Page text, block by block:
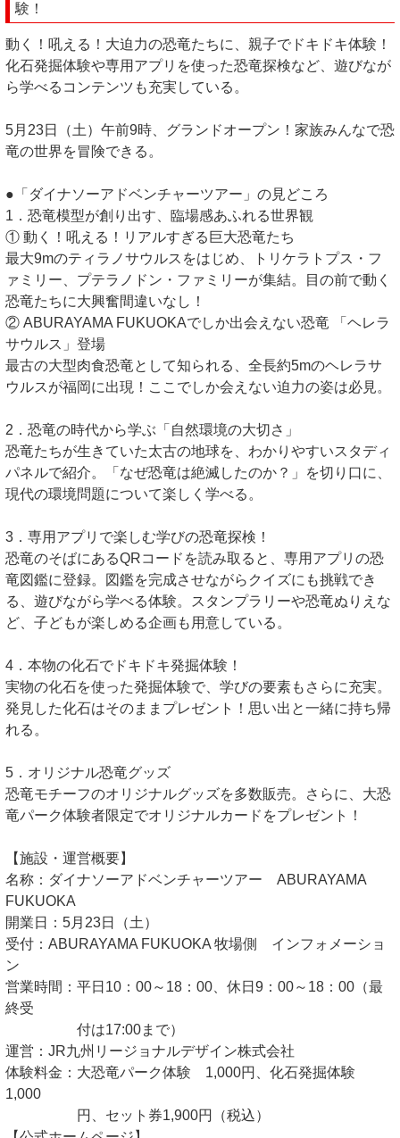
験！
動く！吼える！大迫力の恐竜たちに、親子でドキドキ体験！
化石発掘体験や専用アプリを使った恐竜探検など、遊びなが
ら学べるコンテンツも充実している。
5月23日（土）午前9時、グランドオープン！家族みんなで恐
竜の世界を冒険できる。
●「ダイナソーアドベンチャーツアー」の見どころ
1．恐竜模型が創り出す、臨場感あふれる世界観
① 動く！吼える！リアルすぎる巨大恐竜たち
最大9mのティラノサウルスをはじめ、トリケラトプス・フ
ァミリー、プテラノドン・ファミリーが集結。目の前で動く
恐竜たちに大興奮間違いなし！
② ABURAYAMA FUKUOKAでしか出会えない恐竜 「ヘレラ
サウルス」登場
最古の大型肉食恐竜として知られる、全長約5mのヘレラサ
ウルスが福岡に出現！ここでしか会えない迫力の姿は必見。
2．恐竜の時代から学ぶ「自然環境の大切さ」
恐竜たちが生きていた太古の地球を、わかりやすいスタディ
パネルで紹介。「なぜ恐竜は絶滅したのか？」を切り口に、
現代の環境問題について楽しく学べる。
3．専用アプリで楽しむ学びの恐竜探検！
恐竜のそばにあるQRコードを読み取ると、専用アプリの恐
竜図鑑に登録。図鑑を完成させながらクイズにも挑戦でき
る、遊びながら学べる体験。スタンプラリーや恐竜ぬりえな
ど、子どもが楽しめる企画も用意している。
4．本物の化石でドキドキ発掘体験！
実物の化石を使った発掘体験で、学びの要素もさらに充実。
発見した化石はそのままプレゼント！思い出と一緒に持ち帰
れる。
5．オリジナル恐竜グッズ
恐竜モチーフのオリジナルグッズを多数販売。さらに、大恐
竜パーク体験者限定でオリジナルカードをプレゼント！
【施設・運営概要】
名称：ダイナソーアドベンチャーツアー ABURAYAMA
FUKUOKA
開業日：5月23日（土）
受付：ABURAYAMA FUKUOKA 牧場側 インフォメーショ
ン
営業時間：平日10：00～18：00、休日9：00～18：00（最
終受
付は17:00まで）
運営：JR九州リージョナルデザイン株式会社
体験料金：大恐竜パーク体験 1,000円、化石発掘体験
1,000
円、セット券1,900円（税込）